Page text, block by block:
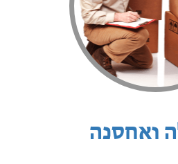
ואחסנה